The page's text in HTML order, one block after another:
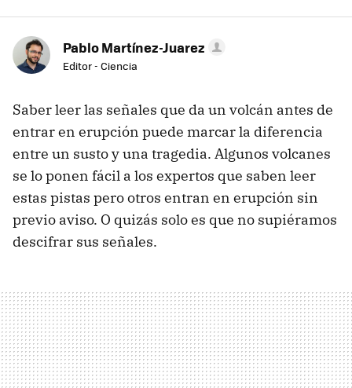
Pablo Martínez-Juarez
Editor - Ciencia
Saber leer las señales que da un volcán antes de
entrar en erupción puede marcar la diferencia
entre un susto y una tragedia. Algunos volcanes
se lo ponen fácil a los expertos que saben leer
estas pistas pero otros entran en erupción sin
previo aviso. O quizás solo es que no supiéramos
descifrar sus señales.